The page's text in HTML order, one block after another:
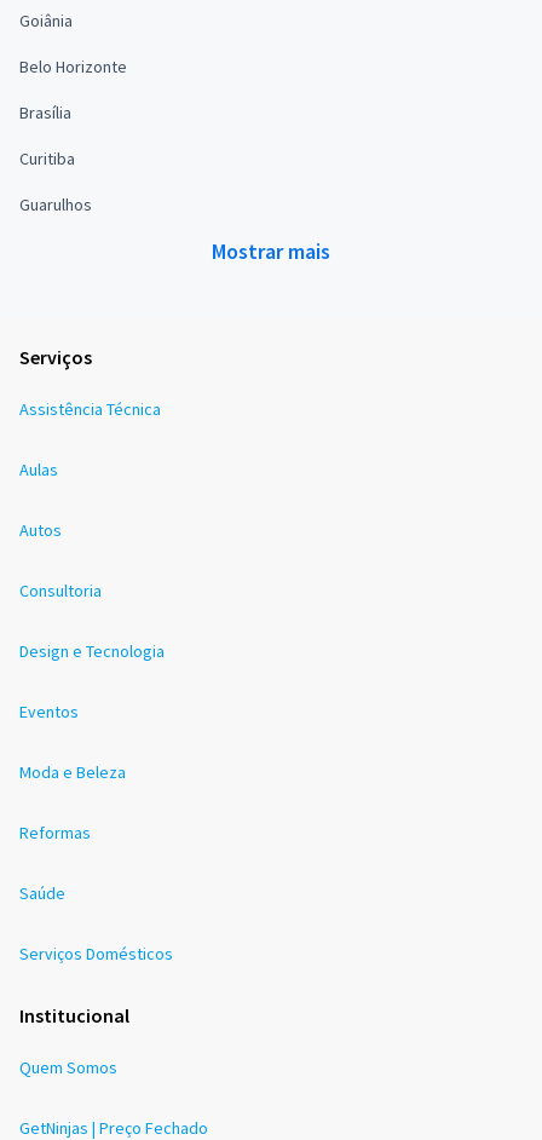
Goiânia
Belo Horizonte
Brasília
Curitiba
Guarulhos
Mostrar mais
Serviços
Assistência Técnica
Aulas
Autos
Consultoria
Design e Tecnologia
Eventos
Moda e Beleza
Reformas
Saúde
Serviços Domésticos
Institucional
Quem Somos
GetNinjas | Preço Fechado